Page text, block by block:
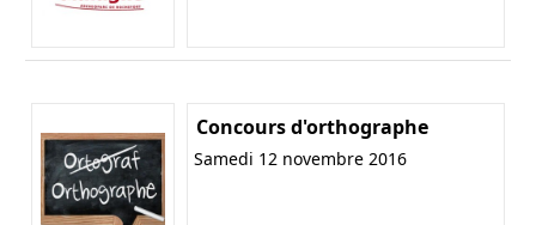
Concours d'orthographe
Samedi 12 novembre 2016